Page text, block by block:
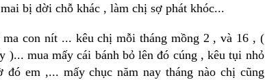
bị dời chỗ khác , làm chị sợ phát khóc...
ma con nít ... kêu chịmỗi tháng mồng 2 , và 16 , (
)... mua mấy cái bánh bỏ lên đó cúng , kêu tụi nhỏ
em ,... mấy chục năm nay tháng nào chị cũng